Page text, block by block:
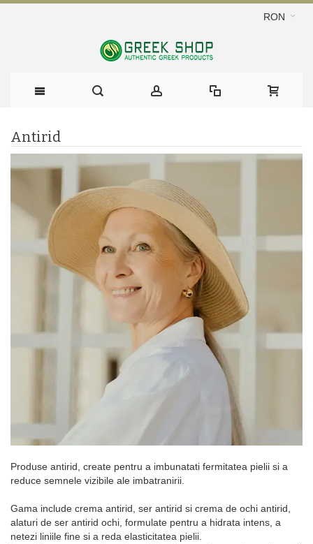
RON
Antirid
Produse antirid, create pentru a imbunatati fermitatea pielii si a
reduce semnele vizibile ale imbatranirii.
Gama include crema antirid, ser antirid si crema de ochi antirid,
alaturi de ser antirid ochi, formulate pentru a hidrata intens, a
netezi liniile fine si a reda elasticitatea pielii.